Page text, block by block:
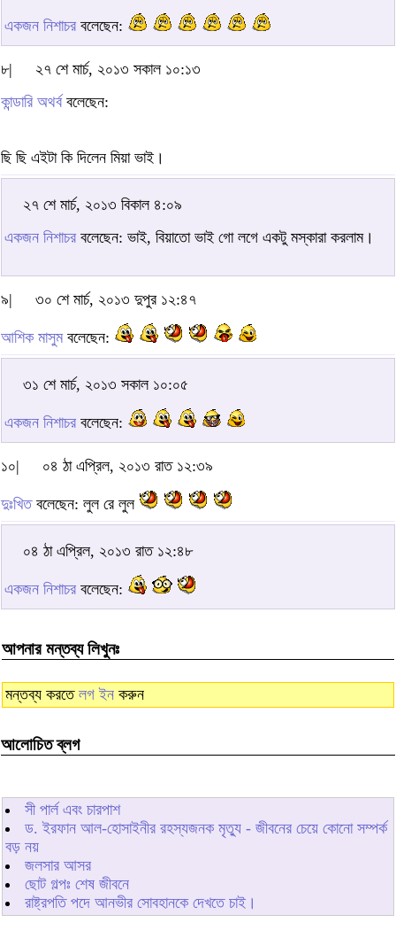
একজন নিশাচর বলেছেন:
৮|
২৭ শে মার্চ, ২০১৩ সকাল ১০:১৩
কান্ডারি অথর্ব বলেছেন:
ছি ছি এইটা কি দিলেন মিয়া ভাই।
২৭ শে মার্চ, ২০১৩ বিকাল ৪:০৯
একজন নিশাচর বলেছেন: ভাই, বিয়াতো ভাই গো লগে একটু মস্কারা করলাম।
৯| ৩০ শে মার্চ, ২০১৩ দুপুর ১২:৪৭
আশিক মাসুমবলেছেন:
৩১ শে মার্চ, ২০১৩ সকাল ১০:০৫
একজন নিশাচর বলেছেন:
১০| ০৪ ঠা এপ্রিল, ২০১৩ রাত ১২:৩৯
দুঃখিতবলেছেন: লুল রে লুল
০৪ ঠা এপ্রিল, ২০১৩ রাত ১২:৪৮
একজন নিশাচর বলেছেন:
আপনার মন্তব্য লিখুনঃ
মন্তব্য করতে লগ ইন করুন
আলোচিত ব্লগ
সী পার্ল এবং চারপাশ
ড. ইরফান আল-হোসাইনীর রহস্যজনক মৃত্যু - জীবনের চেয়ে কোনো সম্পর্ক
বড় নয়
জলসার আসর
ছোট গল্পঃ শেষ জীবনে
রাষ্ট্রপতি পদে আনভীর সোবহানকে দেখতে চাই।